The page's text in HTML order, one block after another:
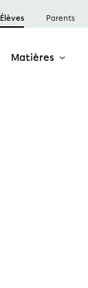
Élèves Parents
Matières